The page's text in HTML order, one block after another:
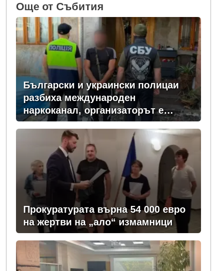
Oще от Събития
Български и украински полицаи
разбиха международен
наркоканал, организаторът е
задържан у нас
Прокуратурата върна 54 000 евро
на жертви на „ало“ измамници